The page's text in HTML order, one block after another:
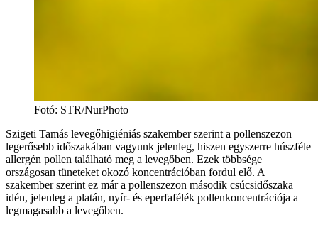
Fotó: STR/NurPhoto
Szigeti Tamás levegőhigiéniás szakember szerint a pollenszezon
legerősebb időszakában vagyunk jelenleg, hiszen egyszerre húszféle
allergén pollen található meg a levegőben. Ezek többsége
országosan tüneteket okozó koncentrációban fordul elő. A
szakember szerint ez már a pollenszezon második csúcsidőszaka
idén, jelenleg a platán, nyír- és eperfafélék pollenkoncentrációja a
legmagasabb a levegőben.